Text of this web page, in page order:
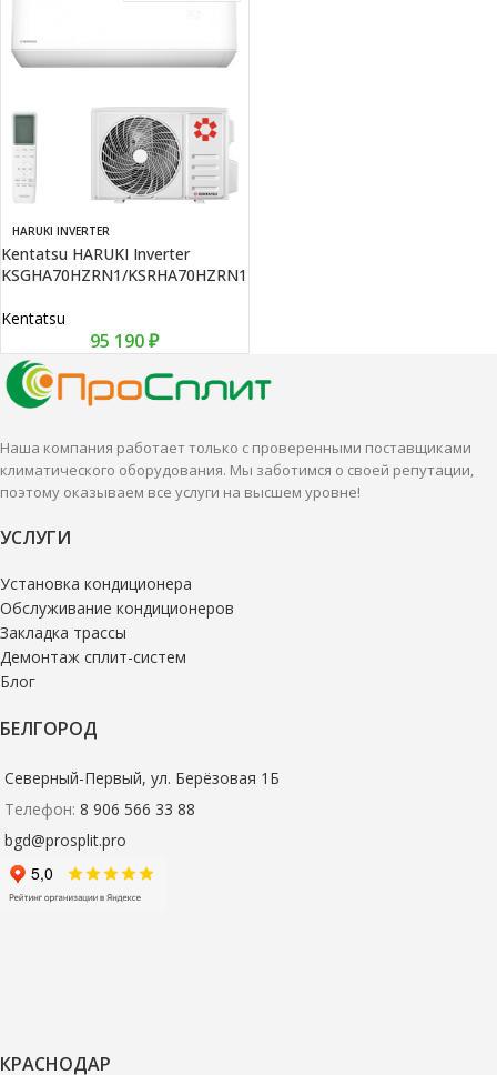
HARUKI INVERTER
Kentatsu HARUKI Inverter
KSGHA70HZRN1/KSRHA70HZRN1
Kentatsu
95 190₽
Наша компания работает только с проверенными поставщиками
климатического оборудования. Мы заботимся о своей репутации,
поэтому оказываем все услуги на высшем уровне!
УСЛУГИ
Установка кондиционера
Обслуживание кондиционеров
Закладка трассы
Демонтаж сплит-систем
Блог
БЕЛГОРОД
Северный-Первый, ул. Берёзовая 1Б
Телефон: 8 906 566 33 88
bgd@prosplit.pro
КРАСНОДАР